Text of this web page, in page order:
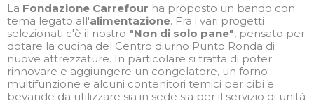
La Fondazione Carrefour ha proposto un bando con
tema legato all'alimentazione. Fra i vari progetti
selezionati c'è il nostro "Non di solo pane", pensato per
dotare la cucina del Centro diurno Punto Ronda di
nuove attrezzature. In particolare si tratta di poter
rinnovare e aggiungere un congelatore, un forno
multifunzione e alcuni contenitori temici per cibi e
bevande da utilizzare sia in sede sia per il servizio di unità